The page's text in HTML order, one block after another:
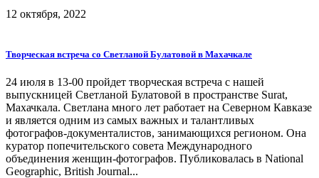
12 октября, 2022
Творческая встреча со Светланой Булатовой в Махачкале
24 июля в 13-00 пройдет творческая встреча с нашей
выпускницей Светланой Булатовой в пространстве Surat,
Махачкала. Светлана много лет работает на Северном Кавказе
и является одним из самых важных и талантливых
фотографов-документалистов, занимающихся регионом. Она
куратор попечительского совета Международного
объединения женщин-фотографов. Публиковалась в National
Geographic, British Journal...